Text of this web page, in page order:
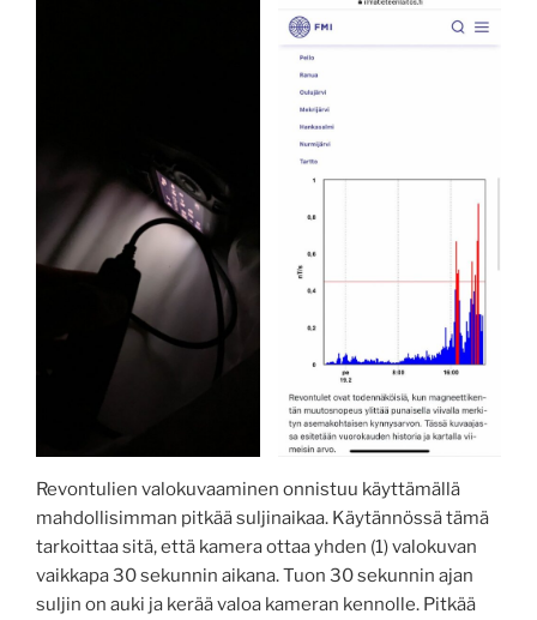
Revontulien valokuvaaminen onnistuu käyttämällä
mahdollisimman pitkää suljinaikaa. Käytännössä tämä
tarkoittaa sitä, että kamera ottaa yhden (1) valokuvan
vaikkapa 30 sekunnin aikana. Tuon 30 sekunnin ajan
suljin on auki ja kerää valoa kameran kennolle. Pitkää